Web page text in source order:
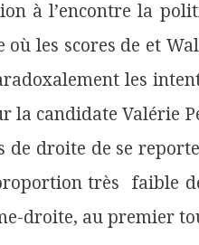
à l’encontre la
les scores de et
les
candidate Valérie
de droite de se
très faible
droite, au premier